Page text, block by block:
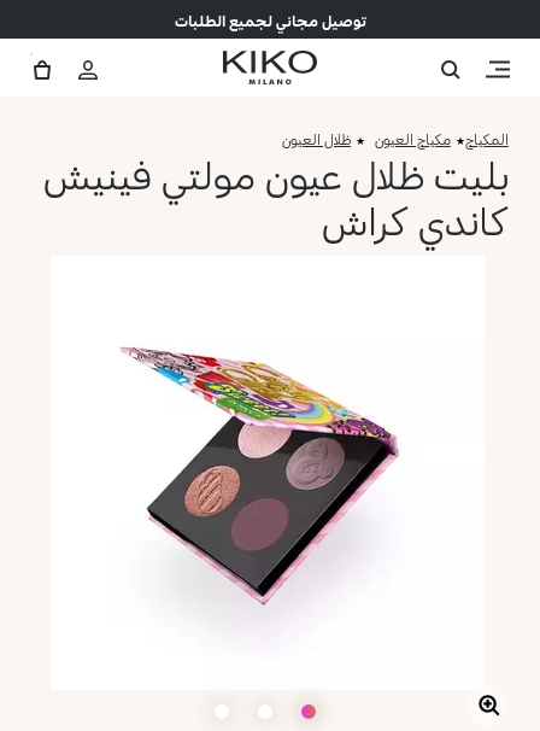
توصيل مجاني لجميع الطلبات
المكياج مكياج العيون ظلال العيون
بليت ظلال عيون مولتي فينيش
كاندي كراش